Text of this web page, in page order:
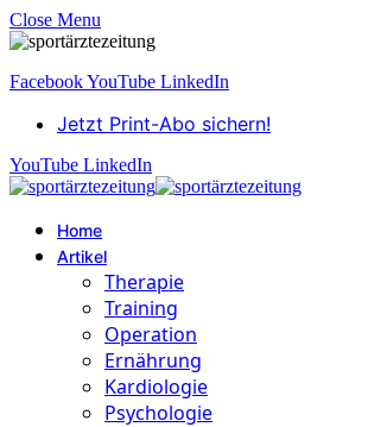
Close Menu
FacebookYouTube LinkedIn
Jetzt Print-Abo sichern!
YouTube LinkedIn
Home
Artikel
Therapie
Training
Operation
Ernährung
Kardiologie
Psychologie